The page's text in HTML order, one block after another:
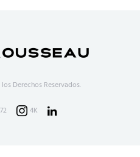
Derechos Reservados.
4K